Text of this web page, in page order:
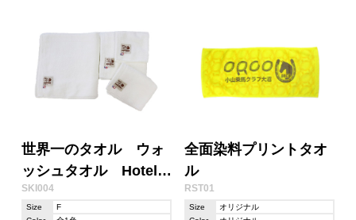
らかくボリュームがあり
ます!
世界一のタオル ウォ
ッシュタオル Hotel
Type
SKI004
Size
F
全面染料プリントタオ
ル
RST01
Size
オリジナル